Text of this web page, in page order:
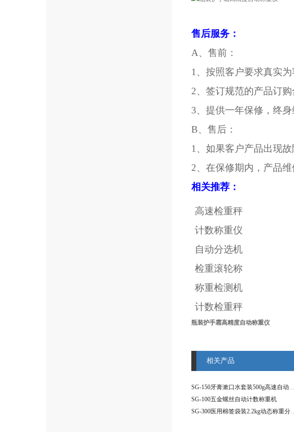
售后服务：
A、售前：
1、按照客户要求真实
2、签订规范的产品订
3、提供一年保修，终
B、售后：
1、如果客户产品出现
2、在保修期内，产品
相关推荐：
高速检重秤
计数称重仪
自动分选机
检重滚轮称
称重检测机
计数检重秤
瓶装护手霜高精度自动称重仪
相关产品
SG-150牙膏漱口水套装500g高速自动分选检重仪
SG-100五金螺丝自动计数称重机
SG-300医用棉签